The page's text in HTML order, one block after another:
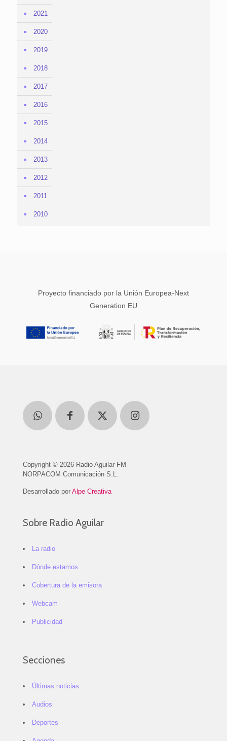
2021
2020
2019
2018
2017
2016
2015
2014
2013
2012
2011
2010
Proyecto financiado por la Unión Europea-Next
Generation EU
Copyright © 2026 Radio Aguilar FM
NORPACOM Comunicación S.L.
Desarrollado por Alpe Creativa
Sobre Radio Aguilar
La radio
Dónde estamos
Cobertura de la emisora
Webcam
Publicidad
Secciones
Últimas noticias
Audios
Deportes